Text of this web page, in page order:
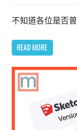
不知道各位是否
READ MORE